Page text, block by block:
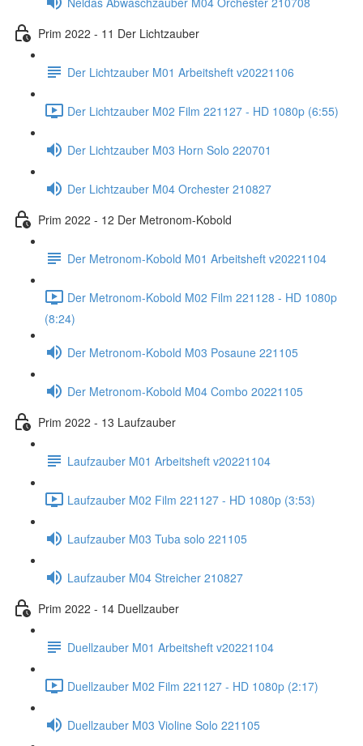
Prim 2022 - 11 Der Lichtzauber
Der Lichtzauber M01 Arbeitsheft v20221106
Der Lichtzauber M02 Film 221127 - HD 1080p (6:55)
Der Lichtzauber M03 Horn Solo 220701
Der Lichtzauber M04 Orchester 210827
Prim 2022 - 12 Der Metronom-Kobold
Der Metronom-Kobold M01 Arbeitsheft v20221104
Der Metronom-Kobold M02 Film 221128 - HD 1080p
(8:24)
Der Metronom-Kobold M03 Posaune 221105
Der Metronom-Kobold M04 Combo 20221105
Prim 2022 - 13 Laufzauber
Laufzauber M01 Arbeitsheft v20221104
Laufzauber M02 Film 221127 - HD 1080p (3:53)
Laufzauber M03 Tuba solo 221105
Laufzauber M04 Streicher 210827
Prim 2022 - 14 Duellzauber
Duellzauber M01 Arbeitsheft v20221104
Duellzauber M02 Film 221127 - HD 1080p (2:17)
Duellzauber M03 Violine Solo 221105